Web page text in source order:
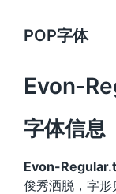
POP字体
Evon-
字体信息
Evon-
俊秀洒脱，字形